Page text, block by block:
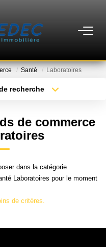
Nous
Santé Laboratoires
recherche
Surface min
de commerce
dans la catégorie
Laboratoires pour le moment
de critères.